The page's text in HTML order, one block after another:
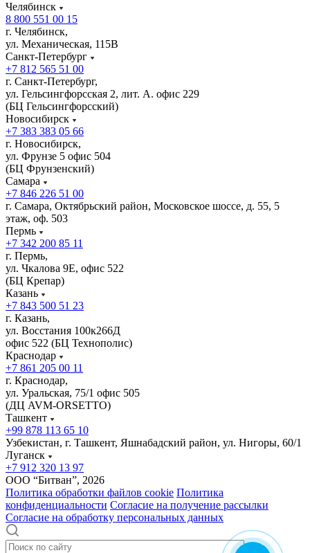
Челябинск
8 800 551 00 15
г. Челябинск,
ул. Механическая, 115В
Санкт-Петербург
+7 812 565 51 00
г. Санкт-Петербург,
ул. Гельсингфорсская 2, лит. А. офис 229
(БЦ Гельсингфорсский)
Новосибирск
+7 383 383 05 66
г. Новосибирск,
ул. Фрунзе 5 офис 504
(БЦ Фрунзенский)
Самара
+7 846 226 51 00
г. Самара, Октябрьский район, Московское шоссе, д. 55, 5
этаж, оф. 503
Пермь
+7 342 200 85 11
г. Пермь,
ул. Чкалова 9Е, офис 522
(БЦ Крепар)
Казань
+7 843 500 51 23
г. Казань,
ул. Восстания 100к266Д
офис 522 (БЦ Технополис)
Краснодар
+7 861 205 00 11
г. Краснодар,
ул. Уральская, 75/1 офис 505
(ДЦ AVM-ORSETTO)
Ташкент
+99 878 113 65 10
Узбекистан, г. Ташкент, Яшнабадский район, ул. Нигоры, 60/1
Луганск
+7 912 320 13 97
ООО “Битван”, 2026
Политика обработки файлов cookie Политика
конфиденциальности Согласие на получение рассылки
Согласие на обработку персональных данных